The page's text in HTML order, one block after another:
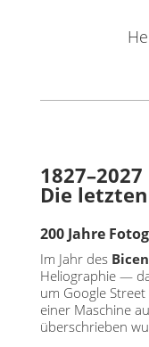
1827–2027
Die
200 Jahre
Im Jahr des
Heliographie —
um Google
einer Maschine
überschrieben